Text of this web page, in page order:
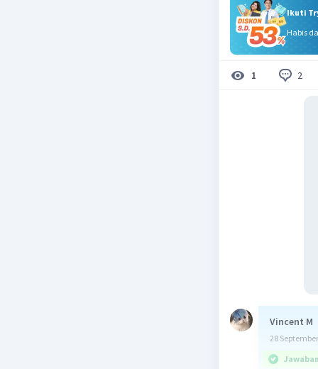
Ikuti
Habis
1 2
Vincent M
28